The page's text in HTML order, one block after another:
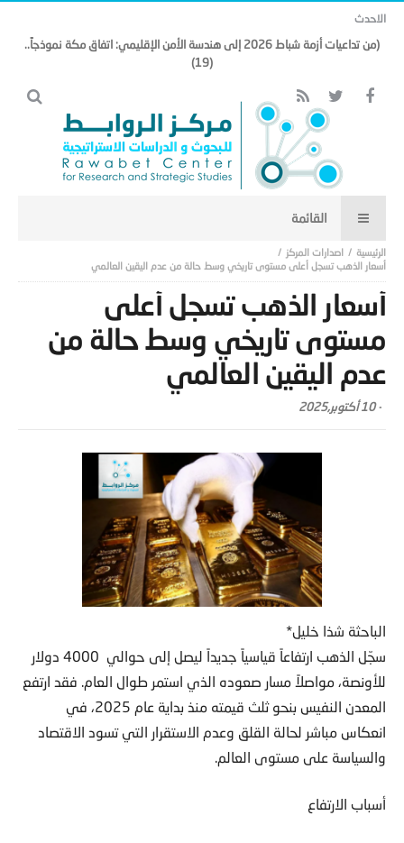
الاحدث
(من تداعيات أزمة شباط 2026 إلى هندسة الأمن الإقليمي: اتفاق مكة نموذجاً..
(19)
اصدارات المركز
أسعار الذهب تسجل أعلى مستوى تاريخي وسط حالة من عدم اليقين العالمي
أسعار الذهب تسجل أعلى
مستوى تاريخي وسط حالة من
عدم اليقين العالمي
-10 أكتوبر,2025
الباحثة شذا خليل*
سجّل الذهب ارتفاعاً قياسياً جديداً ليصل إلى حوالي 4000 دولار
للأونصة، مواصلاً مسار صعوده الذي استمر طوال العام. فقد ارتفع
المعدن النفيس بنحو ثلث قيمته منذ بداية عام 2025، في
انعكاس مباشر لحالة القلق وعدم الاستقرار التي تسود الاقتصاد
والسياسة على مستوى العالم.
أسباب الارتفاع